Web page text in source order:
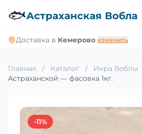
🐟Астраханская Вобла
Доставка в Кемерово изменить
Главная / Каталог / Икра Воблы
Астраханской — фасовка 1кг.
-11%